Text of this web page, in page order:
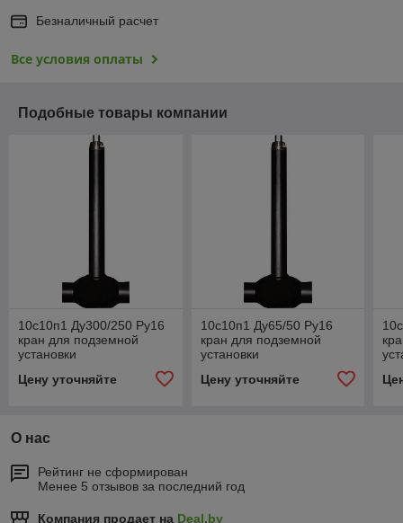
Безналичный расчет
Все условия оплаты
Подобные товары компании
10с10п1 Ду300/250 Ру16
кран для подземной
установки
шток L=1000 (1500, 2000)
Цену уточняйте
10с10п1 Ду65/50 Ру16
кран для подземной
установки
шток L=1000 (1500, 2000)
Цену уточняйте
О нас
Рейтинг не сформирован
Менее 5 отзывов за последний год
Компания продает на Deal.by